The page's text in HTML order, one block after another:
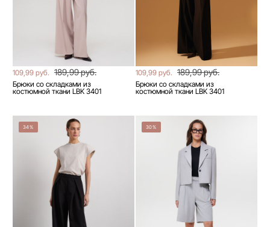
109,99 руб. 189,99 руб.
Брюки со складками из
костюмной ткани LBK 3401
109,99 руб. 189,99 руб.
Брюки со складками из
костюмной ткани LBK 3401
34% 30%